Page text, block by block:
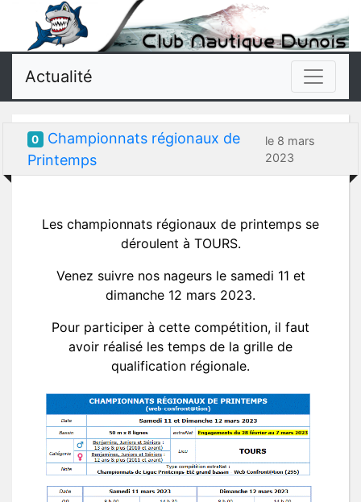
Actualité
0
Championnats régionaux de
Printemps
le 8 mars
2023
Les championnats régionaux de printemps se
déroulent à TOURS.
Venez suivre nos nageurs le samedi 11 et
dimanche 12 mars 2023.
Pour participer à cette compétition, il faut
avoir réalisé les temps de la grille de
qualification régionale.